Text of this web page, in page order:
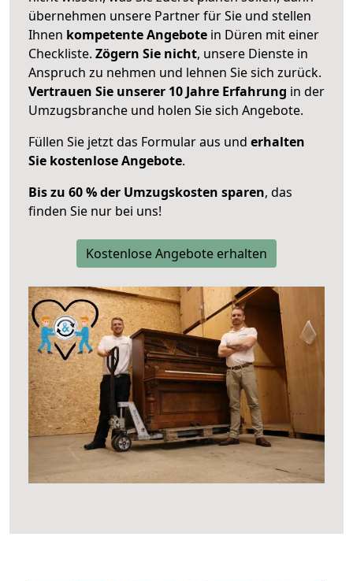
übernehmen unsere Partner für Sie und stellen
Ihnen kompetente Angebote in Düren mit einer
Checkliste. Zögern Sie nicht, unsere Dienste in
Anspruch zu nehmen und lehnen Sie sich zurück.
Vertrauen Sie unserer 10 Jahre Erfahrung in der
Umzugsbranche und holen Sie sich Angebote.
Füllen Sie jetzt das Formular aus und erhalten
Sie kostenlose Angebote.
Bis zu 60 % der Umzugskosten sparen, das
finden Sie nur bei uns!
Kostenlose Angebote erhalten